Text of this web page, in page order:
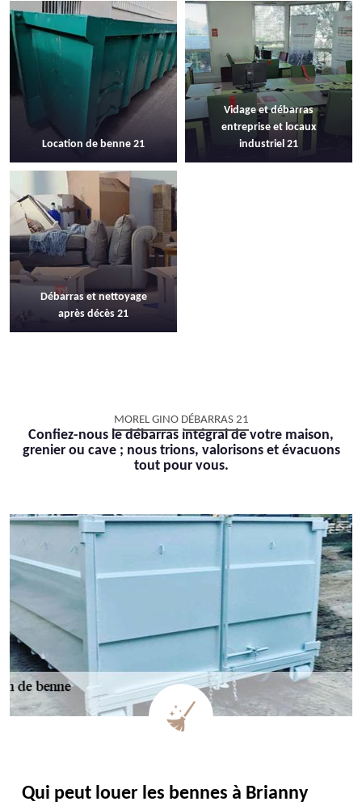
Location de benne 21
Vidage et débarras
entreprise et locaux
industriel 21
Débarras et nettoyage
après décès 21
MOREL GINO DÉBARRAS 21
Confiez-nous le débarras intégral de votre maison,
grenier ou cave ; nous trions, valorisons et évacuons
tout pour vous.
Qui peut louer les bennes à Brianny